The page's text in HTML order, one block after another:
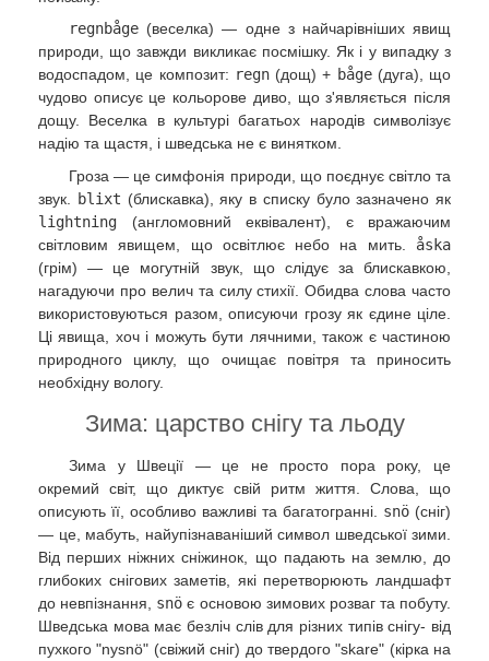
regnbåge (веселка) — одне з найчарівніших явищ
природи, що завжди викликає посмішку. Як і у випадку з
водоспадом, це композит: regn(дощ) + båge(дуга), що
чудово описує це кольорове диво, що з'являється після
дощу. Веселка в культурі багатьох народів символізує
надію та щастя, і шведська не є винятком.
Гроза — це симфонія природи, що поєднує світло та
звук.
blixt (блискавка), яку в списку було зазначено як
lightning (англомовний еквівалент), є вражаючим
світловим явищем, що освітлює небо на мить. åska
(грім) — це могутній звук, що слідує за блискавкою,
нагадуючи про велич та силу стихії. Обидва слова часто
використовуються разом, описуючи грозу як єдине ціле.
Ці явища, хоч і можуть бути лячними, також є частиною
природного циклу, що очищає повітря та приносить
необхідну вологу.
Зима: царство снігу та льоду
Зима у Швеції — це не просто пора року, це
окремий світ, що диктує свій ритм життя. Слова, що
описують її, особливо важливі та багатогранні. snö (сніг)
— це, мабуть, найупізнаваніший символ шведської зими.
Від перших ніжних сніжинок, що падають на землю, до
глибоких снігових заметів, які перетворюють ландшафт
до невпізнання, snö є основою зимових розваг та побуту.
Шведська мова має безліч слів для різних типів снігу- від
пухкого "nysnö" (свіжий сніг) до твердого "skare" (кірка на